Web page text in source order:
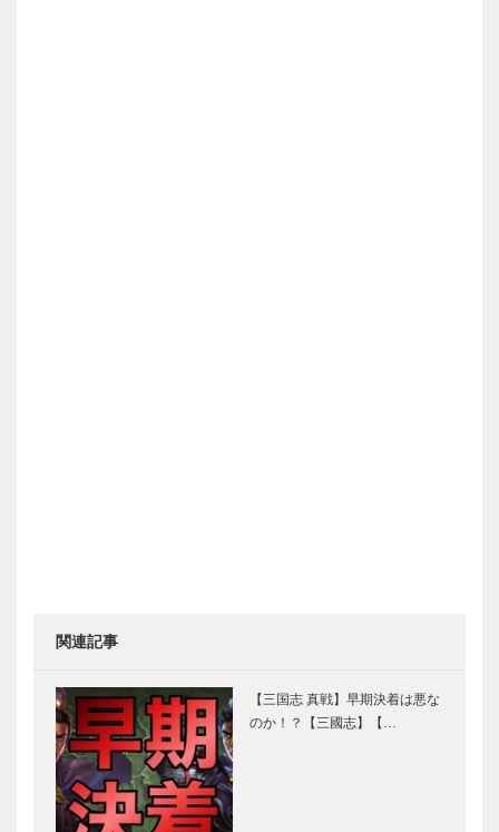
関連記事
【三国志 真戦】早期決着は悪な
のか！？【三國志】【…